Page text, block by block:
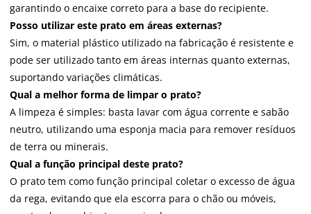
garantindo o encaixe correto para a base do recipiente.
Posso utilizar este prato em áreas externas?
Sim, o material plástico utilizado na fabricação é resistente e
pode ser utilizado tanto em áreas internas quanto externas,
suportando variações climáticas.
Qual a melhor forma de limpar o prato?
A limpeza é simples: basta lavar com água corrente e sabão
neutro, utilizando uma esponja macia para remover resíduos
de terra ou minerais.
Qual a função principal deste prato?
O prato tem como função principal coletar o excesso de água
da rega, evitando que ela escorra para o chão ou móveis,